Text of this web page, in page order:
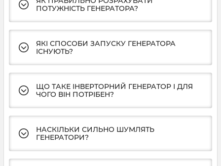
ПОТУЖНІСТЬ ГЕНЕРАТОРА?
ЯКІ СПОСОБИ ЗАПУСКУ ГЕНЕРАТОРА
ІСНУЮТЬ?
ЩО ТАКЕ ІНВЕРТОРНИЙ ГЕНЕРАТОР І ДЛЯ
ЧОГО ВІН ПОТРІБЕН?
НАСКІЛЬКИ СИЛЬНО ШУМЛЯТЬ
ГЕНЕРАТОРИ?